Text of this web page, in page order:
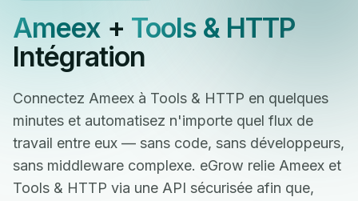
Ameex+ Tools & HTTP
Intégration
Connectez Ameex à Tools & HTTP en quelques
minutes et automatisez n'importe quel flux de
travail entre eux — sans code, sans développeurs,
sans middleware complexe. eGrow relie Ameex et
Tools & HTTP via une API sécurisée afin que,